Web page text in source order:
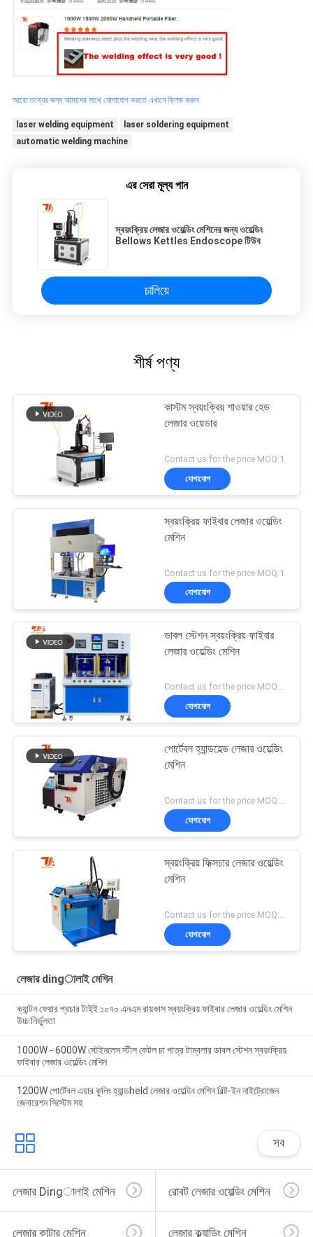
আরো তথ্যের জন্য আমাদের সাথে যোগাযোগ করতে এখানে ক্লিক করুন
laser welding equipment
laser soldering equipment
automatic welding machine
এর সেরা মূল্য পান
স্বয়ংক্রিয় লেজার ওয়েল্ডিং মেশিনের জন্য ওয়েল্ডিং
Bellows Kettles Endoscope টিউব
চালিয়ে
শীর্ষ পণ্য
কাস্টম স্বয়ংক্রিয় শাওয়ার হেড
লেজার ওয়েডার
Contact us for the price MOQ:1
যোগাযোগ
স্বয়ংক্রিয় ফাইবার লেজার ওয়েল্ডিং
মেশিন
Contact us for the price MOQ:1
যোগাযোগ
ডাবল স্টেশন স্বয়ংক্রিয় ফাইবার
লেজার ওয়েল্ডিং মেশিন
Contact us for the price MOQ:1 সেট
যোগাযোগ
পোর্টেবল হ্যান্ডহেল্ড লেজার ওয়েল্ডিং
মেশিন
Contact us for the price MOQ:1 সেট
যোগাযোগ
স্বয়ংক্রিয় ফিক্সচার লেজার ওয়েল্ডিং
মেশিন
যোগাযোগ
লেজার dingালাই মেশিন
ক্যান্টন ফেয়ার প্রচার টাইই ১০৭০ এনএম রায়কাস স্বয়ংক্রিয় ফাইবার লেজার ওয়েল্ডিং মেশিন
উচ্চ নির্ভুলতা
1000W - 6000W স্টেইনলেস স্টীল কেটল চা পাত্র টাম্বলার ডাবল স্টেশন স্বয়ংক্রিয়
ফাইবার লেজার ওয়েল্ডিং মেশিন
1200W পোর্টেবল এয়ার কুলিং হ্যান্ডheld লেজার ওয়েল্ডিং মেশিন বিল্ট-ইন নাইট্রোজেন
জেনারেশন সিস্টেম সহ
সব
লেজার Dingালাই মেশিন রোবট লেজার ওয়েল্ডিং মেশিন
লেজার কাটার মেশিন লেজার ক্ল্যাডিং মেশিন